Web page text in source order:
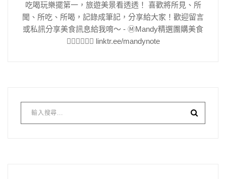
吃喝玩樂擺第一，旅遊美景看透透！ 喜歡將所見、所
聞、所吃、所喝，記錄成筆記，分享給大家！歡迎留言
或私訊分享美食訊息給我唷～ - Ⓜ️Mandy精選團購美食
👇🏻👇🏻👇🏻 linktr.ee/mandynote